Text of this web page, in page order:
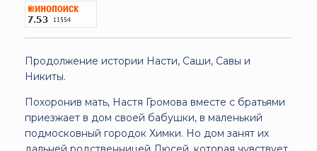
Продолжение истории Насти, Саши, Савы и
Никиты.
Похоронив мать, Настя Громова вместе с братьями
приезжает в дом своей бабушки, в маленький
подмосковный городок Химки. Но дом занят их